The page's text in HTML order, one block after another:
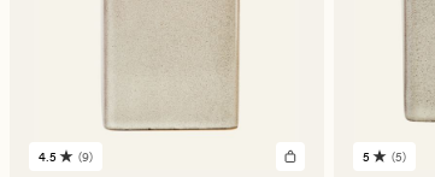
9
4.5 (9)
5
5 (5)